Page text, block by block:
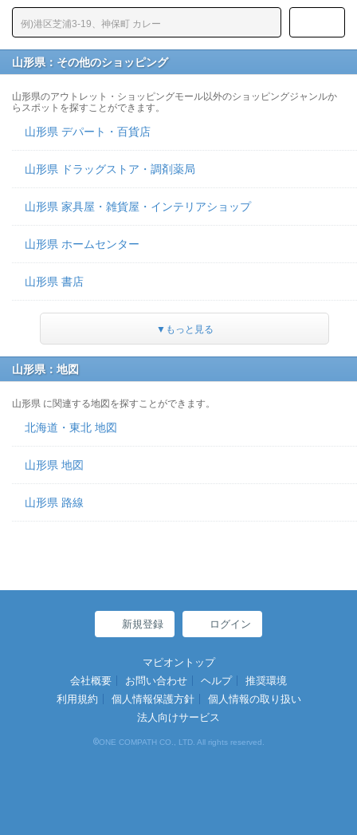
山形県：その他のショッピング
山形県のアウトレット・ショッピングモール以外のショッピングジャンルか
らスポットを探すことができます。
山形県 デパート・百貨店
山形県 ドラッグストア・調剤薬局
山形県 家具屋・雑貨屋・インテリアショップ
山形県 ホームセンター
山形県 書店
▼もっと見る
山形県：地図
山形県 に関連する地図を探すことができます。
北海道・東北 地図
山形県 地図
山形県 路線
新規登録 ログイン
マピオントップ
会社概要
お問い合わせ ヘルプ
推奨環境
利用規約
個人情報保護方針
個人情報の取り扱い
法人向けサービス
©ONE COMPATH CO., LTD. All rights reserved.